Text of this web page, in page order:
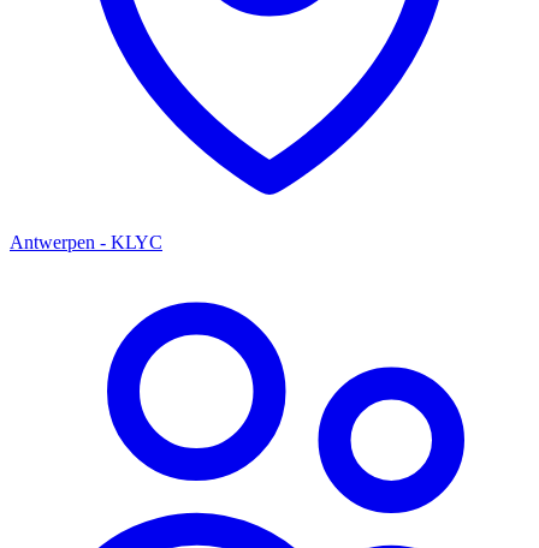
Antwerpen - KLYC